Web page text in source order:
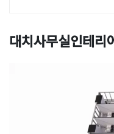
대치사무실인테리